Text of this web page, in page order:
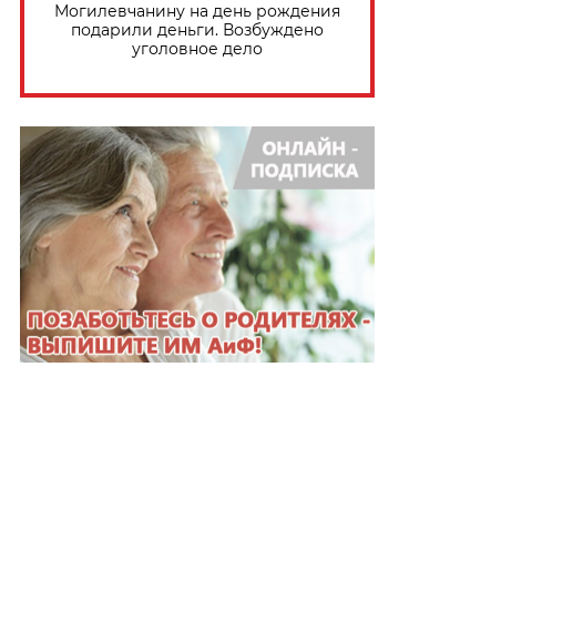
Могилевчанину на день рождения
подарили деньги. Возбуждено
уголовное дело